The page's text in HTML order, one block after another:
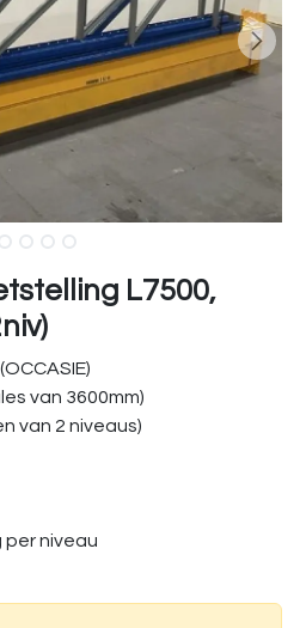
L7500,
van 3600mm)
van 2 niveaus)
per niveau